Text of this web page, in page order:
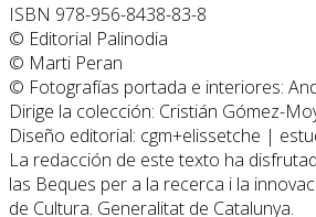
ISBN 978-956-8438-83-8
© Editorial Palinodia
© Marti Peran
© Fotografías portada e interiores:
Dirige la colección: Cristián Gómez-
Diseño editorial: cgm+elissetche |
La redacción de este texto ha
las Beques per a la recerca i la
de Cultura. Generalitat de Catalunya.